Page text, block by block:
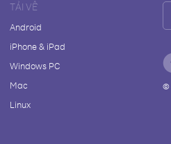
TẢI VỀ
Android
iPhone & iPad
Windows PC
Mac
Linux
©